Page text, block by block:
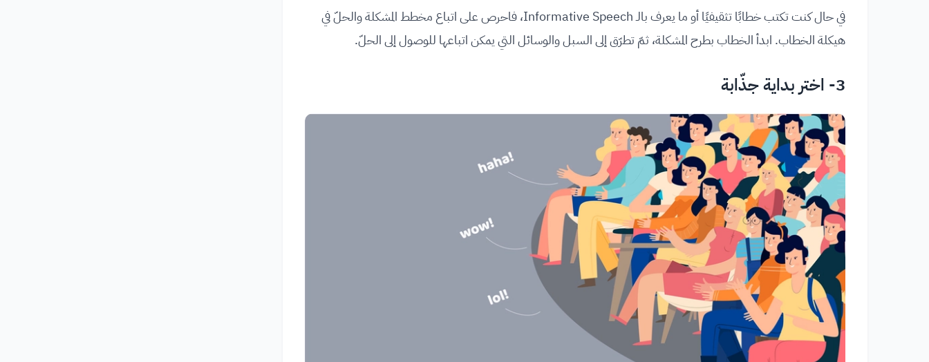
في حال كنت تكتب خطابًا تثقيفيًا أو ما يعرف بالـ Informative Speech، فاحرص على اتباع مخطط المشكلة والحلّ في
هيكلة الخطاب. ابدأ الخطاب بطرح المشكلة، ثمّ تطرّق إلى السبل والوسائل التي يمكن اتباعها للوصول إلى الحلّ.
3- اختر بداية جذّابة